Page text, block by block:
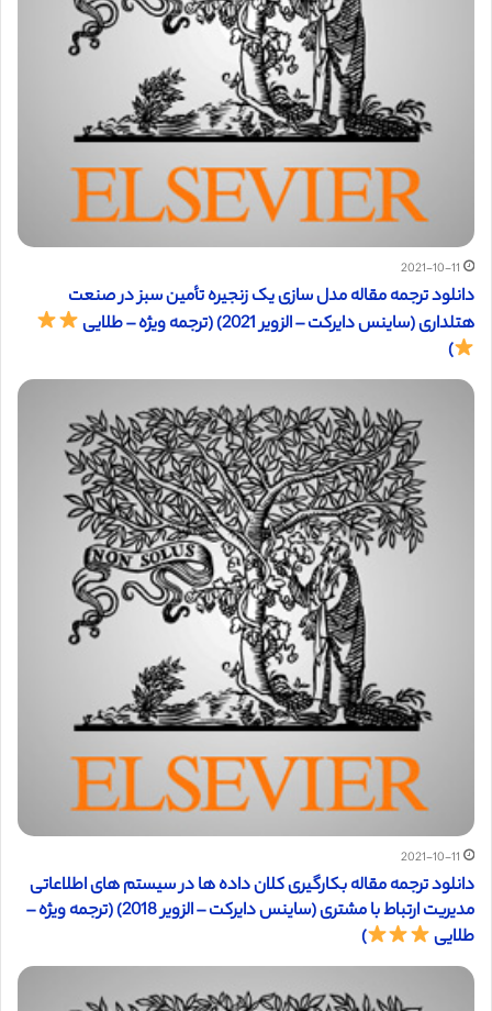
2021-10-11
دانلود ترجمه مقاله مدل سازی یک زنجیره تأمین سبز در صنعت
هتلداری (ساینس دایرکت – الزویر 2021) (ترجمه ویژه – طلایی
)
2021-10-11
دانلود ترجمه مقاله بکارگیری کلان داده ها در سیستم های اطلاعاتی
مدیریت ارتباط با مشتری (ساینس دایرکت – الزویر 2018) (ترجمه ویژه –
طلایی
)